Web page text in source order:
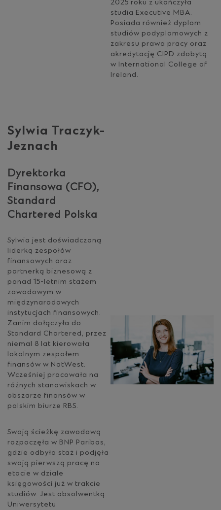
2025 roku z ukończyła
studia Executive MBA.
Posiada również dyplom
studiów podyplomowych z
zakresu prawa pracy oraz
akredytację CIPD zdobytą
w International College of
Ireland.
Sylwia Traczyk-
Jeznach
Dyrektorka
Finansowa (CFO),
Standard
Chartered Polska
Sylwia jest doświadczoną
liderką zespołów
finansowych oraz
partnerką biznesową z
ponad 15-letnim stażem
zawodowym w
międzynarodowych
instytucjach finansowych.
Zanim dołączyła do
Standard Chartered, przez
niemal 8 lat kierowała
lokalnym zespołem
finansów w NatWest.
Wcześniej pracowała na
różnych stanowiskach w
obszarze finansów w
polskim biurze RBS.
Swoją ścieżkę zawodową
rozpoczęła w BNP Paribas,
gdzie odbyła staż i podjęła
swoją pierwszą pracę na
etacie w dziale
księgowości już w trakcie
studiów. Jest absolwentką
Uniwersytetu